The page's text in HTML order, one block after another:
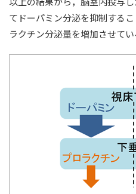
てドーパミン分泌を抑制する
ラクチン分泌量を増加させて